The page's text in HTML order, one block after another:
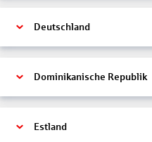
Deutschland
Dominikanische Republik
Estland